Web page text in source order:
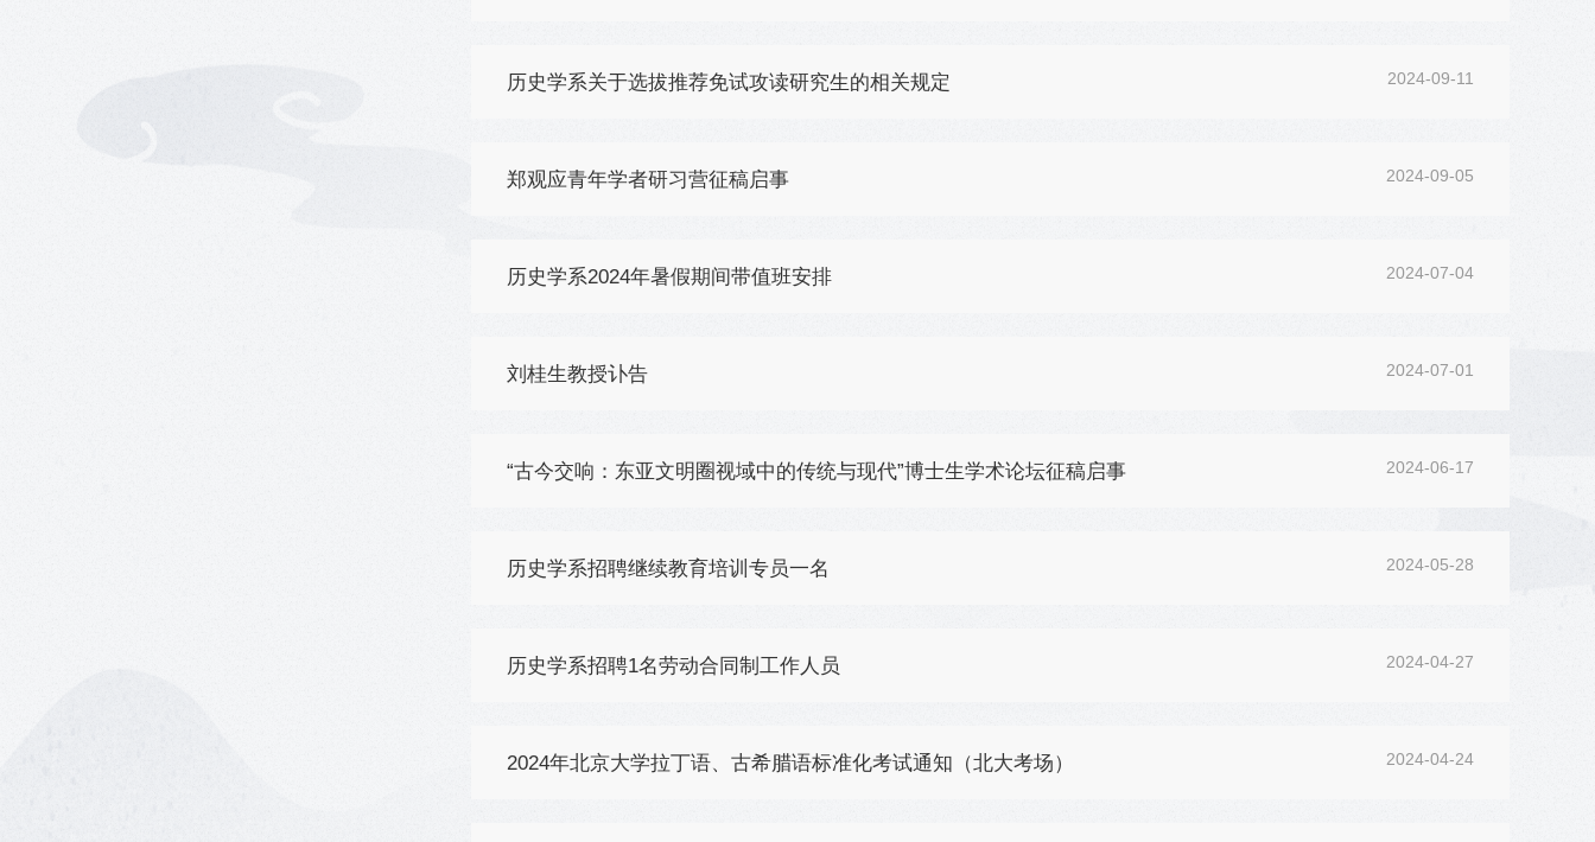
2024-09-11
历史学系关于选拔推荐免试攻读研究生的相关规定
2024-09-05
郑观应青年学者研习营征稿启事
2024-07-04
历史学系2024年暑假期间带值班安排
2024-07-01
刘桂生教授讣告
2024-06-17
“古今交响：东亚文明圈视域中的传统与现代”博士生学术论坛征稿启事
2024-05-28
历史学系招聘继续教育培训专员一名
2024-04-27
历史学系招聘1名劳动合同制工作人员
2024-04-24
2024年北京大学拉丁语、古希腊语标准化考试通知（北大考场）